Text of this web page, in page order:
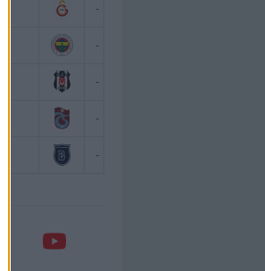
-
-
-
-
-